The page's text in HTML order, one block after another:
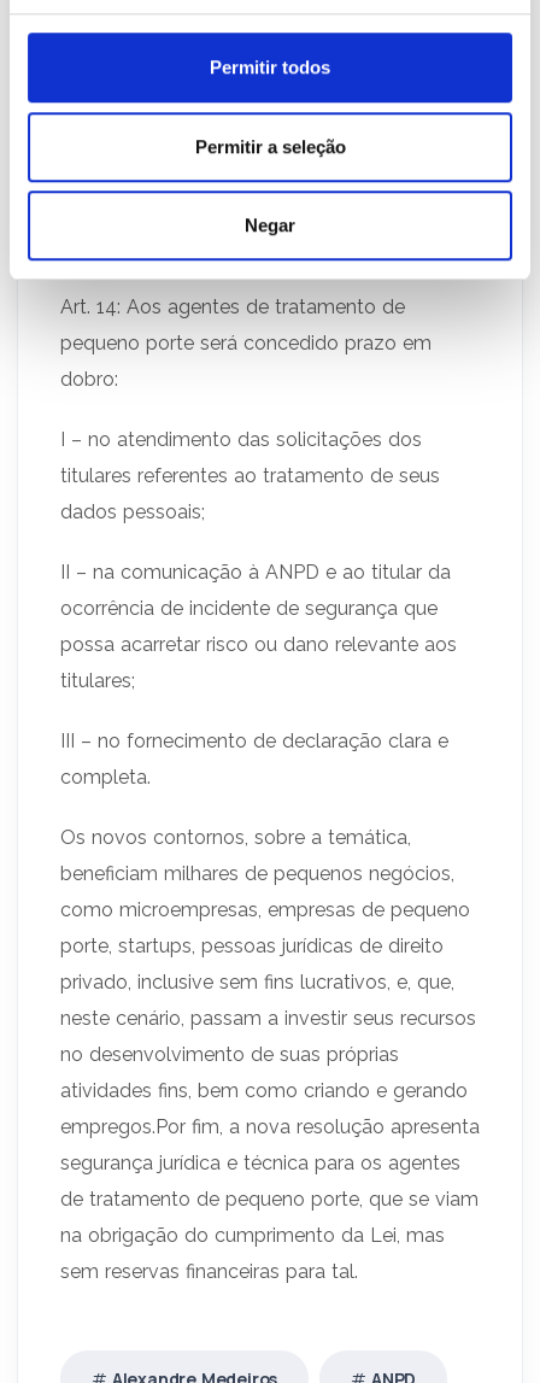
Permitir todos
Permitir a seleção
Negar
Novamente, atenção ao “podem”, pois tem a
empresa alcançada pela resolução o poder
de facultar entre o modelo tradicional ou o
simplificado, mas, não a dispensa da adoção
de critérios de segurança previsto
Art. 14: Aos agentes de tratamento de
pequeno porte será concedido prazo em
dobro:
I – no atendimento das solicitações dos
titulares referentes ao tratamento de seus
dados pessoais;
II – na comunicação à ANPD e ao titular da
ocorrência de incidente de segurança que
possa acarretar risco ou dano relevante aos
titulares;
III – no fornecimento de declaração clara e
completa.
Os novos contornos, sobre a temática,
beneficiam milhares de pequenos negócios,
como microempresas, empresas de pequeno
porte, startups, pessoas jurídicas de direito
privado, inclusive sem fins lucrativos, e, que,
neste cenário, passam a investir seus recursos
no desenvolvimento de suas próprias
atividades fins, bem como criando e gerando
empregos.Por fim, a nova resolução apresenta
segurança jurídica e técnica para os agentes
de tratamento de pequeno porte, que se viam
na obrigação do cumprimento da Lei, mas
sem reservas financeiras para tal.